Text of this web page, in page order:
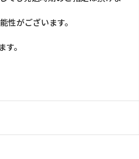
がございます。
。